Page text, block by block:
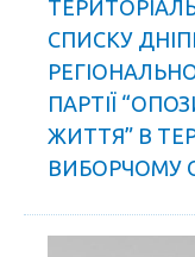
СПИСКУ
ПАРТІЇ
ЖИТТЯ” В
ВИБОРЧОМУ